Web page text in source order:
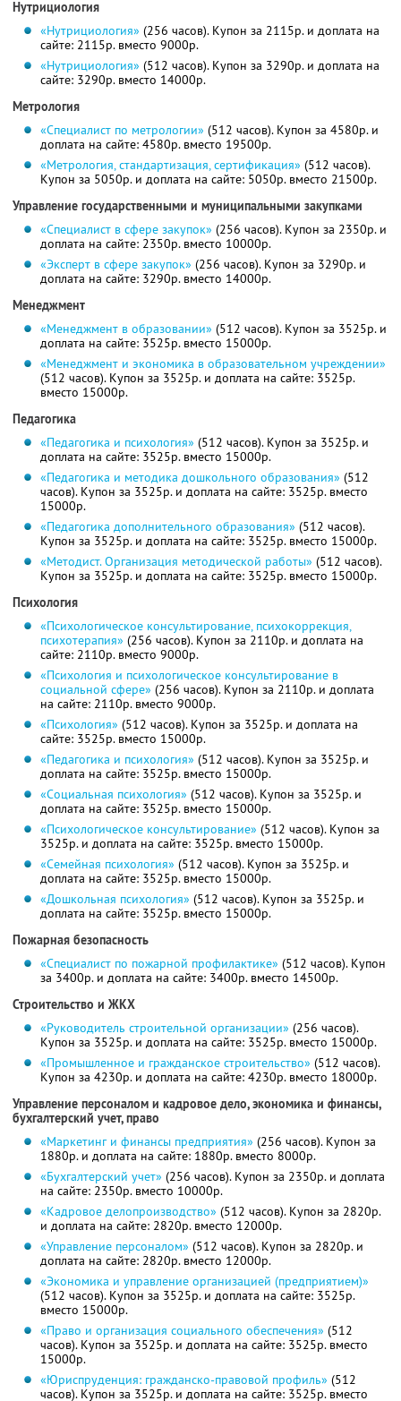
Нутрициология
«Нутрициология» (256 часов). Купон за 2115р. и доплата на
сайте: 2115р. вместо 9000р.
«Нутрициология» (512 часов). Купон за 3290р. и доплата на
сайте: 3290р. вместо 14000р.
Метрология
«Специалист по метрологии» (512 часов). Купон за 4580р. и
доплата на сайте: 4580р. вместо 19500р.
«Метрология, стандартизация, сертификация» (512 часов).
Купон за 5050р. и доплата на сайте: 5050р. вместо 21500р.
Управление государственными и муниципальными закупками
«Специалист в сфере закупок» (256 часов). Купон за 2350р. и
доплата на сайте: 2350р. вместо 10000р.
«Эксперт в сфере закупок» (256 часов). Купон за 3290р. и
доплата на сайте: 3290р. вместо 14000р.
Менеджмент
«Менеджмент в образовании» (512 часов). Купон за 3525р. и
доплата на сайте: 3525р. вместо 15000р.
«Менеджмент и экономика в образовательном учреждении»
(512 часов). Купон за 3525р. и доплата на сайте: 3525р.
вместо 15000р.
Педагогика
«Педагогика и психология» (512 часов). Купон за 3525р. и
доплата на сайте: 3525р. вместо 15000р.
«Педагогика и методика дошкольного образования» (512
часов). Купон за 3525р. и доплата на сайте: 3525р. вместо
15000р.
«Педагогика дополнительного образования» (512 часов).
Купон за 3525р. и доплата на сайте: 3525р. вместо 15000р.
«Методист. Организация методической работы» (512 часов).
Купон за 3525р. и доплата на сайте: 3525р. вместо 15000р.
Психология
«Психологическое консультирование, психокоррекция,
психотерапия» (256 часов). Купон за 2110р. и доплата на
сайте: 2110р. вместо 9000р.
«Психология и психологическое консультирование в
социальной сфере» (256 часов). Купон за 2110р. и доплата
на сайте: 2110р. вместо 9000р.
«Психология» (512 часов). Купон за 3525р. и доплата на
сайте: 3525р. вместо 15000р.
«Педагогика и психология» (512 часов). Купон за 3525р. и
доплата на сайте: 3525р. вместо 15000р.
«Социальная психология» (512 часов). Купон за 3525р. и
доплата на сайте: 3525р. вместо 15000р.
«Психологическое консультирование» (512 часов). Купон за
3525р. и доплата на сайте: 3525р. вместо 15000р.
«Семейная психология» (512 часов). Купон за 3525р. и
доплата на сайте: 3525р. вместо 15000р.
«Дошкольная психология» (512 часов). Купон за 3525р. и
доплата на сайте: 3525р. вместо 15000р.
Пожарная безопасность
«Специалист по пожарной профилактике» (512 часов). Купон
за 3400р. и доплата на сайте: 3400р. вместо 14500р.
Строительство и ЖКХ
«Руководитель строительной организации» (256 часов).
Купон за 3525р. и доплата на сайте: 3525р. вместо 15000р.
«Промышленное и гражданское строительство» (512 часов).
Купон за 4230р. и доплата на сайте: 4230р. вместо 18000р.
Управление персоналом и кадровое дело, экономика и финансы,
бухгалтерский учет, право
«Маркетинг и финансы предприятия» (256 часов). Купон за
1880р. и доплата на сайте: 1880р. вместо 8000р.
«Бухгалтерский учет» (256 часов). Купон за 2350р. и доплата
на сайте: 2350р. вместо 10000р.
«Кадровое делопроизводство» (512 часов). Купон за 2820р.
и доплата на сайте: 2820р. вместо 12000р.
«Управление персоналом» (512 часов). Купон за 2820р. и
доплата на сайте: 2820р. вместо 12000р.
«Экономика и управление организацией (предприятием)»
(512 часов). Купон за 3525р. и доплата на сайте: 3525р.
вместо 15000р.
«Право и организация социального обеспечения» (512
часов). Купон за 3525р. и доплата на сайте: 3525р. вместо
15000р.
«Юриспруденция: гражданско-правовой профиль» (512
часов). Купон за 3525р. и доплата на сайте: 3525р. вместо